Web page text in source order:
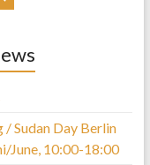
Sudan Day Berlin
June, 10:00-18:00